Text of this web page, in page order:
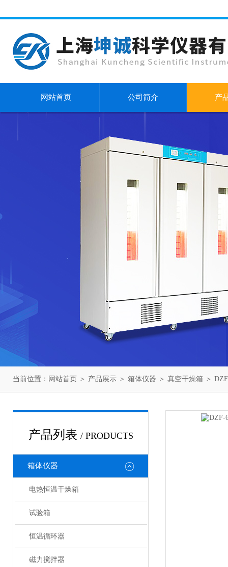
网站首页 公司简介 产
当前位置： 网站首页 ＞ 产品展示 ＞ 箱体仪器 ＞ 真空干燥箱 ＞
产品列表 / PRODUCTS
箱体仪器
电热恒温干燥箱
试验箱
恒温循环器
磁力搅拌器